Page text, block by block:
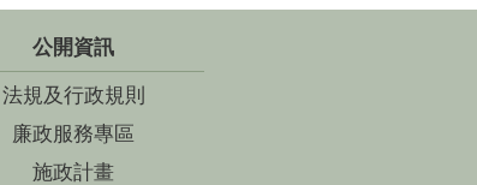
公開資訊
法規及行政規則
廉政服務專區
施政計畫